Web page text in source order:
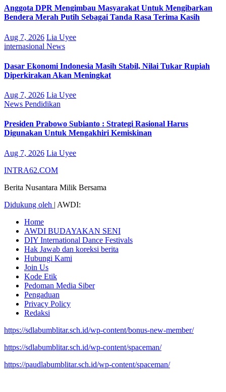
Anggota DPR Mengimbau Masyarakat Untuk Mengibarkan
Bendera Merah Putih Sebagai Tanda Rasa Terima Kasih
Aug 7, 2026 Lia Uyee
internasional News
Dasar Ekonomi Indonesia Masih Stabil, Nilai Tukar Rupiah
Diperkirakan Akan Meningkat
Aug 7, 2026 Lia Uyee
News Pendidikan
Presiden Prabowo Subianto : Strategi Rasional Harus
Digunakan Untuk Mengakhiri Kemiskinan
Aug 7, 2026 Lia Uyee
INTRA62.COM
Berita Nusantara Milik Bersama
Didukung oleh | AWDI:
Home
AWDI BUDAYAKAN SENI
DIY International Dance Festivals
Hak Jawab dan koreksi berita
Hubungi Kami
Join Us
Kode Etik
Pedoman Media Siber
Pengaduan
Privacy Policy
Redaksi
https://sdlabumblitar.sch.id/wp-content/bonus-new-member/
https://sdlabumblitar.sch.id/wp-content/spaceman/
https://paudlabumblitar.sch.id/wp-content/spaceman/